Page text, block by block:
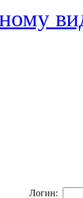
Логин: